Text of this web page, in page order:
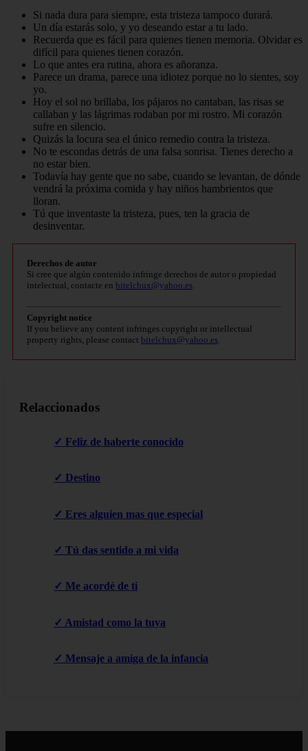
Si nada dura para siempre, esta tristeza tampoco durará.
Un día estarás solo, y yo deseando estar a tu lado.
Recuerda que es fácil para quienes tienen memoria. Olvidar es
difícil para quienes tienen corazón.
Lo que antes era rutina, ahora es añoranza.
Parece un drama, parece una idiotez porque no lo sientes, soy
yo.
Hoy el sol no brillaba, los pájaros no cantaban, las risas se
callaban y las lágrimas rodaban por mi rostro. Mi corazón
sufre en silencio.
Quizás la locura sea el único remedio contra la tristeza.
No te escondas detrás de una falsa sonrisa. Tienes derecho a
no estar bien.
Todavía hay gente que no sabe, cuando se levantan, de dónde
vendrá la próxima comida y hay niños hambrientos que
lloran.
Tú que inventaste la tristeza, pues, ten la gracia de
desinventar.
Derechos de autor
Si cree que algún contenido infringe derechos de autor o propiedad
intelectual, contacte en bitelchux@yahoo.es
Copyright notice
If you believe any content infringes copyright or intellectual
property rights, please contact bitelchux@yahoo.es
Relaccionados
✓ Feliz de haberte conocido
✓ Destino
✓ Eres alguien mas que especial
✓ Tú das sentido a mi vida
✓ Me acordé de ti
✓ Amistad como la tuya
✓ Mensaje a amiga de la infancia